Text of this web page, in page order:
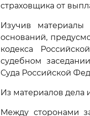
страховщика от
Изучив
оснований,
кодекса
судебном
Суда Российской
Из материалов дела
Между сторонами